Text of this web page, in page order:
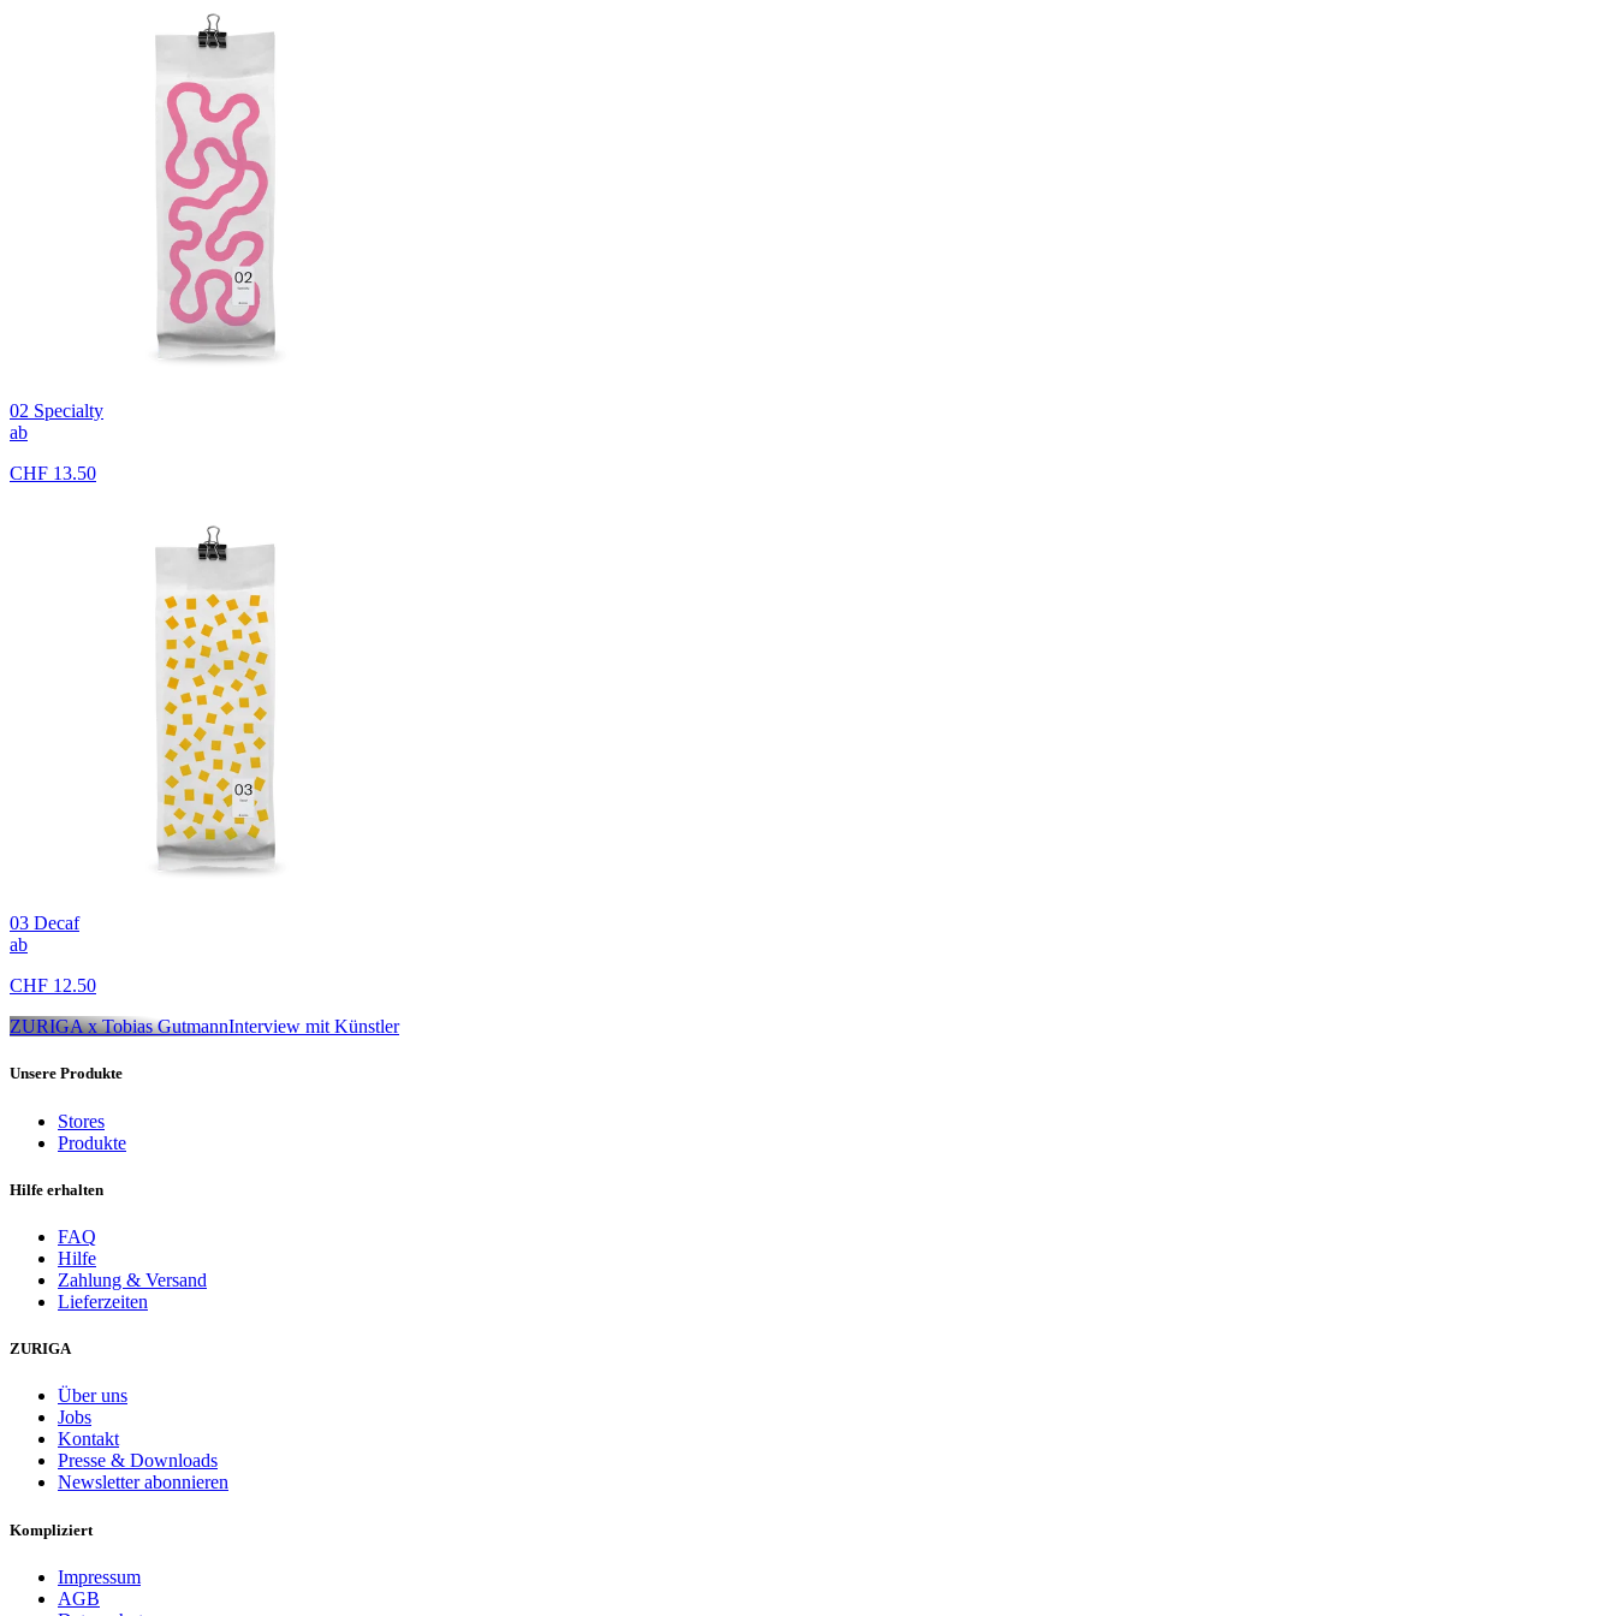
02 Specialty
ab
CHF 13.50
03 Decaf
ab
CHF 12.50
ZURIGA x Tobias GutmannInterview mit Künstler
Unsere Produkte
Stores
Produkte
Hilfe erhalten
FAQ
Hilfe
Zahlung & Versand
Lieferzeiten
ZURIGA
Über uns
Jobs
Kontakt
Presse & Downloads
Newsletter abonnieren
Kompliziert
Impressum
AGB